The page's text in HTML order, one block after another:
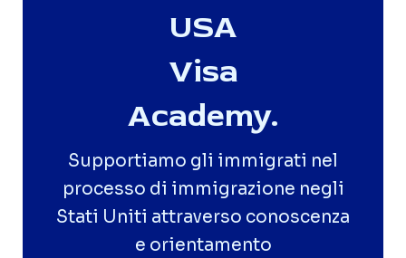
USA
Visa
Academy.
Supportiamo gli immigrati nel
processo di immigrazione negli
Stati Uniti attraverso conoscenza
e orientamento